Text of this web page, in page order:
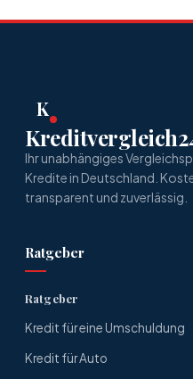
K
Ihr unabhängiges
Kredite in Deutschland.
transparent und zuverlässig.
Ratgeber
Ratgeber
Kredit für eine Umschuldung
Kredit für Auto